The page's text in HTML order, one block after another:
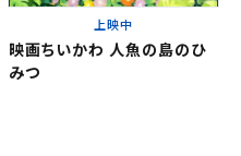
関東
上映中
映画ちいかわ 人魚の島のひ
みつ